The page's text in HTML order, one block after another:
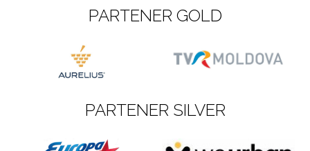
PARTENER GOLD
PARTENER SILVER